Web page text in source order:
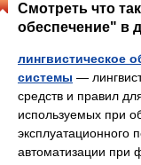
Смотреть что
обеспечение" в
лингвистическое
системы —
средств и правил
используемых при
эксплуатационного
автоматизации